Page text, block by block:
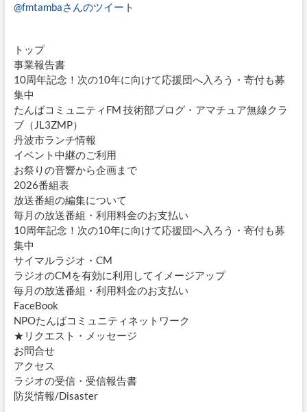
@fmtambaさんのツイート
トップ
事業報告書
10周年記念！次の10年に向けて応援団へ入ろう・寄付も募
集中
たんばコミュニティFM 技術部ブログ・アマチュア無線クラ
ブ（JL3ZMP）
丹波市ランチ情報
イベント中継のご利用
お祭りの音響から企画まで
2026番組表
放送番組の編集について
毎月の放送番組・利用料金のお支払い
10周年記念！次の10年に向けて応援団へ入ろう・寄付も募
集中
サイマルラジオ・CM
ラジオのCMを有効に利用してイメージアップ
毎月の放送番組・利用料金のお支払い
FaceBook
NPOたんばコミュニティネットワーク
★リクエスト・メッセージ
お問合せ
アクセス
ラジオの受信・受信報告書
防災情報/Disaster